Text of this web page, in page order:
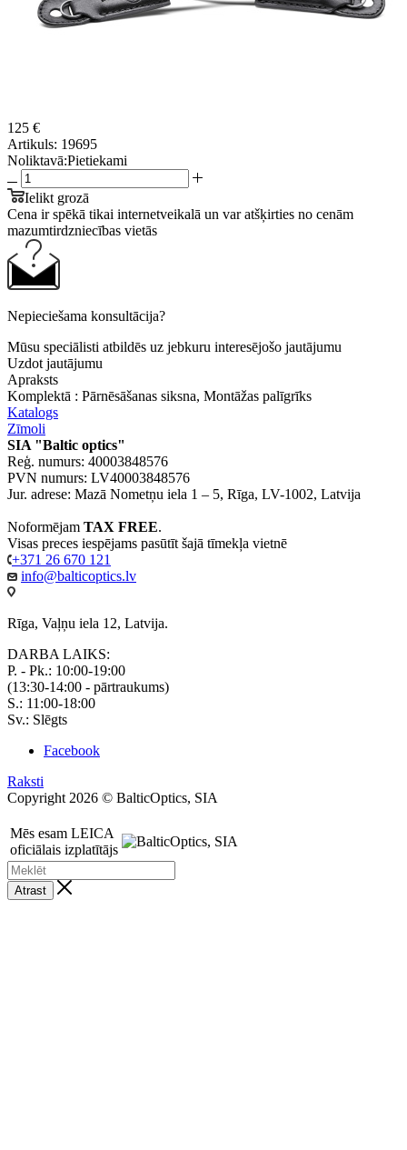
125 €
Artikuls: 19695
Noliktavā:Pietiekami
Ielikt grozā
Cena ir spēkā tikai internetveikalā un var atšķirties no cenām
mazumtirdzniecības vietās
Nepieciešama konsultācija?
Mūsu speciālisti atbildēs uz jebkuru interesējošo jautājumu
Uzdot jautājumu
Apraksts
Komplektā : Pārnēsāšanas siksna, Montāžas palīgrīks
Katalogs
Zīmoli
SIA "Baltic optics"
Reģ. numurs: 40003848576
PVN numurs: LV40003848576
Jur. adrese: Mazā Nometņu iela 1 – 5, Rīga, LV-1002, Latvija
Noformējam TAX FREE.
Visas preces iespējams pasūtīt šajā tīmekļa vietnē
+371 26 670 121
info@balticoptics.lv
Rīga, Vaļņu iela 12, Latvija.
DARBA LAIKS:
P. - Pk.: 10:00-19:00
(13:30-14:00 - pārtraukums)
S.: 11:00-18:00
Sv.: Slēgts
Facebook
Raksti
Copyright 2026 © BalticOptics, SIA
Mēs esam LEICA
oficiālais izplatītājs
Atrast